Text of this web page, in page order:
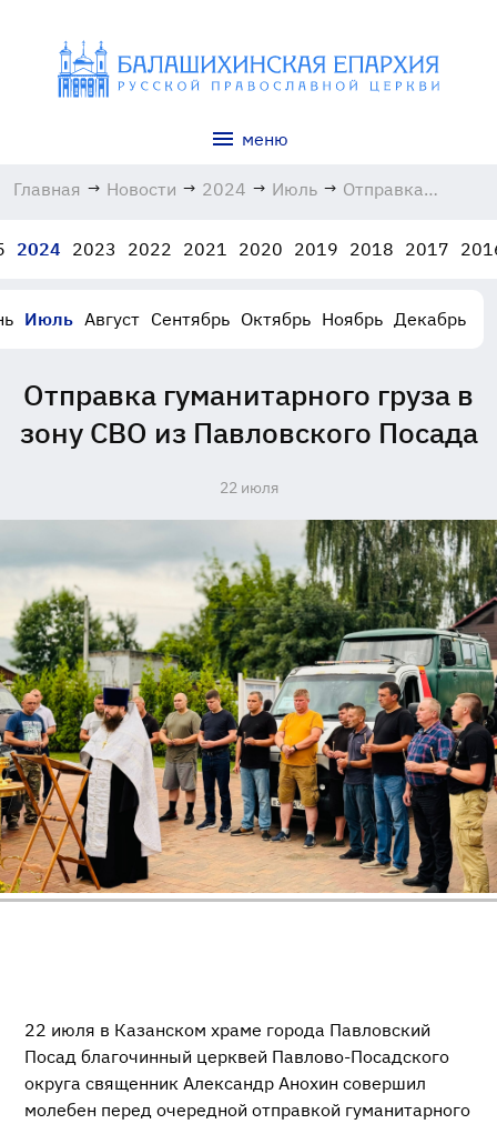
меню
Главная → Новости → 2024 → Июль → Отправка
из Павловского
2024 2023 2022 2021 2020 2019 2018 2017
Июль Август Сентябрь Октябрь Ноябрь Декабрь
Отправка гуманитарного груза в
зону СВО из Павловского Посада
22 июля
22 июля в Казанском храме города Павловский
Посад благочинный церквей Павлово-Посадского
округа священник Александр Анохин совершил
молебен перед очередной отправкой гуманитарного